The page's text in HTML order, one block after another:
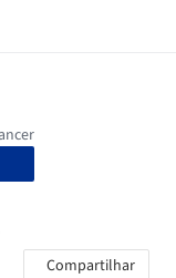
Compartilhar